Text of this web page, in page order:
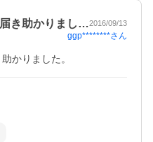
き助かりまし…2016/09/13
ggp********さん
かりました。